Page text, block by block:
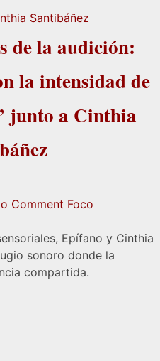
de la audición:
la intensidad de
junto a Cinthia
Comment Foco
Epífano y Cinthia
sonoro donde la
compartida.